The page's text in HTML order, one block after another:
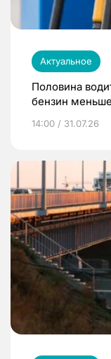
Актуальное
Половина
бензин
14:00 / 31.07.26